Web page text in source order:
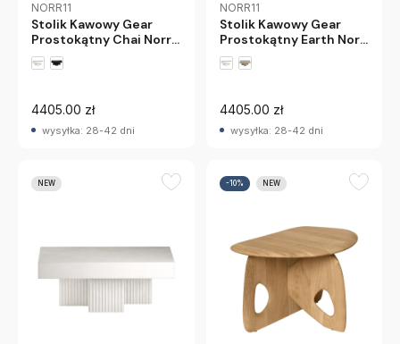
NORR11
Stolik Kawowy Gear
Prostokątny Chai Norr
11
4405.00 zł
wysyłka: 28-42 dni
NORR11
Stolik Kawowy Gear
Prostokątny Earth Norr
11
4405.00 zł
wysyłka: 28-42 dni
NEW -10% NEW